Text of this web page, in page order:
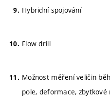
Hybridní spojování
Flow drill
Možnost měření veličin
pole, deformace,